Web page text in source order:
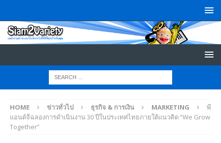
HOME ข่าวทั่วไป ธุรกิจ & การเงิน MARKETING
พี
แอนด์จีฉลองการดำเนินงาน 30 ปีในประเทศไทยภายใต้แนวคิด “We Grow
Together”